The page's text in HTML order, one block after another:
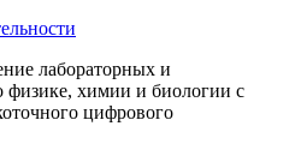
лабораторных и
физике, химии и биологии с
цифрового